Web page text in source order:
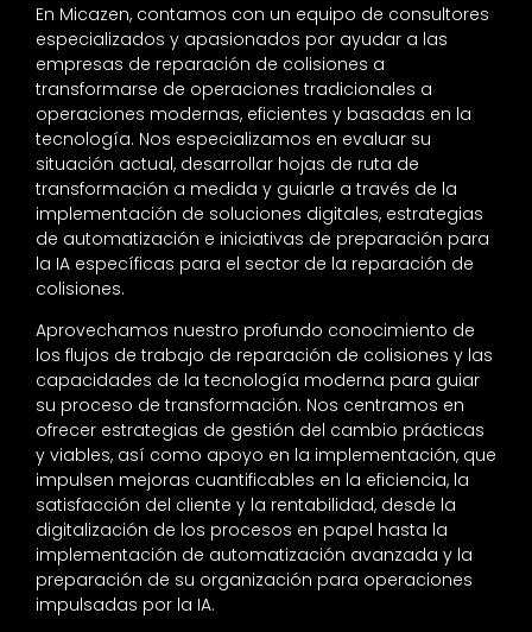
En Micazen, contamos con un equipo de consultores
especializados y apasionados por ayudar a las
empresas de reparación de colisiones a
transformarse de operaciones tradicionales a
operaciones modernas, eficientes y basadas en la
tecnología. Nos especializamos en evaluar su
situación actual, desarrollar hojas de ruta de
transformación a medida y guiarle a través de la
implementación de soluciones digitales, estrategias
de automatización e iniciativas de preparación para
la IA específicas para el sector de la reparación de
colisiones.
Aprovechamos nuestro profundo conocimiento de
los flujos de trabajo de reparación de colisiones y las
capacidades de la tecnología moderna para guiar
su proceso de transformación. Nos centramos en
ofrecer estrategias de gestión del cambio prácticas
y viables, así como apoyo en la implementación, que
impulsen mejoras cuantificables en la eficiencia, la
satisfacción del cliente y la rentabilidad, desde la
digitalización de los procesos en papel hasta la
implementación de automatización avanzada y la
preparación de su organización para operaciones
impulsadas por la IA.